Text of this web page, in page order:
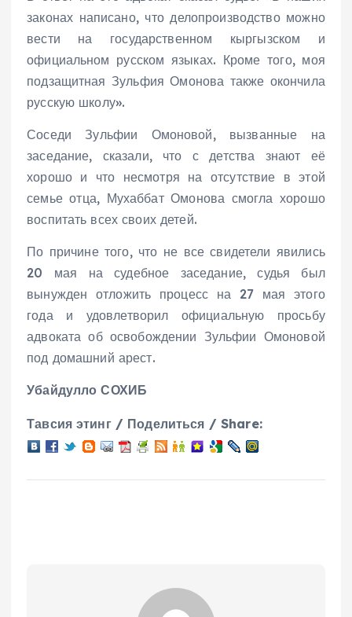
законах написано, что делопроизводство можно
вести на государственном кыргызском и
официальном русском языках. Кроме того, моя
подзащитная Зульфия Омонова также окончила
русскую школу».
Соседи Зульфии Омоновой, вызванные на
заседание, сказали, что с детства знают её
хорошо и что несмотря на отсутствие в этой
семье отца, Мухаббат Омонова смогла хорошо
воспитать всех своих детей.
По причине того, что не все свидетели явились
20 мая на судебное заседание, судья был
вынужден отложить процесс на 27 мая этого
года и удовлетворил официальную просьбу
адвоката об освобождении Зульфии Омоновой
под домашний арест.
Убайдулло СОХИБ
Тавсия этинг / Поделиться / Share: